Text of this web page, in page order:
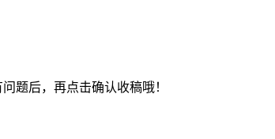
题后，再点击确认收稿哦！